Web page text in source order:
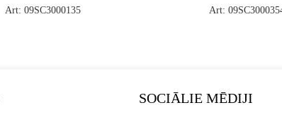
Art: 09SC3000135 Art:
SOCIĀLIE MĒDIJI